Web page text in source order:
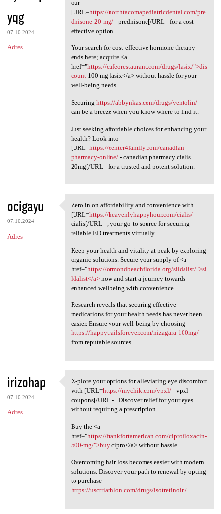
yqg
07.10.2024
Adres
our
[URL=https://northtacomapediatricdental.com/pre
dnisone-20-mg/- prednisone[/URL - for a cost-
effective option.
Your search for cost-effective hormone therapy
ends here; acquire <a
href="https://cafeorestaurant.com/drugs/lasix/">dis
count100 mg lasix</a> without hassle for your
well-being needs.
Securing https://abbynkas.com/drugs/ventolin/
can be a breeze when you know where to find it.
Just seeking affordable choices for enhancing your
health? Look into
[URL=https://center4family.com/canadian-
pharmacy-online/- canadian pharmacy cialis
20mg[/URL - for a trusted and potent solution.
ocigayu
07.10.2024
Adres
Zero in on affordability and
Zero in on affordability and convenience with
[URL=https://heavenlyhappyhour.com/cialis/-
cialis[/URL - , your go-to source for securing
reliable ED treatments virtually.
Keep your health and vitality at peak by exploring
organic solutions. Secure your supply of <a
href="https://ormondbeachflorida.org/sildalist/">si
ldalist</a>now and start a journey towards
enhanced wellbeing with convenience.
Research reveals that securing effective
medications for your health needs has never been
easier. Ensure your well-being by choosing
https://happytrailsforever.com/nizagara-100mg/
from reputable sources.
irizohap
07.10.2024
Adres
X-plore your options for
X-plore your options for alleviating eye discomfort
with [URL=https://mychik.com/vpxl/- vpxl
coupons[/URL - . Discover relief for your eyes
without requiring a prescription.
Buy the <a
href="https://frankfortamerican.com/ciprofloxacin-
500-mg/">buycipro</a> without hassle.
Overcoming hair loss becomes easier with modern
solutions. Discover your path to renewal by opting
to purchase
https://usctriathlon.com/drugs/isotretinoin/.